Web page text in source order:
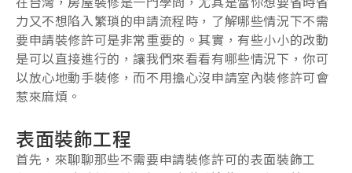
力又不想陷入繁瑣的申請流程時，了解哪些情況下不需
要申請裝修許可是非常重要的。其實，有些小小的改動
是可以直接進行的，讓我們來看看有哪些情況下，你可
以放心地動手裝修，而不用擔心沒申請室內裝修許可會
惹來麻煩。
表面裝飾工程
首先，來聊聊那些不需要申請裝修許可的表面裝飾工